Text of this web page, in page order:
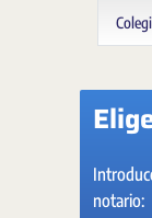
notario: